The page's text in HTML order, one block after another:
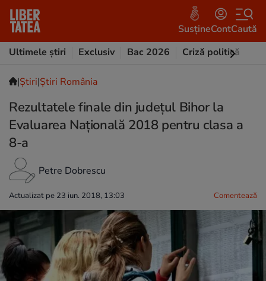
SusțineContCaută
Ultimele știri
Exclusiv Bac 2026 Criză politică
|Ştiri|Știri România
Rezultatele finale din județul Bihor la
Evaluarea Națională 2018 pentru clasa a
8-a
Petre Dobrescu
Actualizat pe 23 iun. 2018, 13:03 Comentează